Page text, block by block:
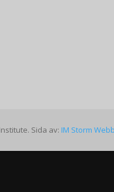
Sida av: IM Storm